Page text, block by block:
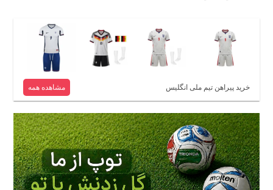
خرید پیراهن تیم ملی انگلیس مشاهده همه